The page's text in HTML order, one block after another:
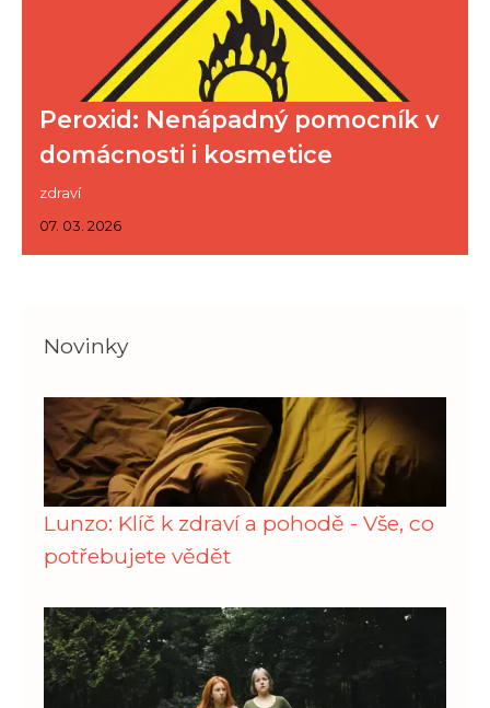
Peroxid: Nenápadný pomocník v
domácnosti i kosmetice
zdraví
07. 03. 2026
Novinky
Lunzo: Klíč k zdraví a pohodě - Vše, co
potřebujete vědět